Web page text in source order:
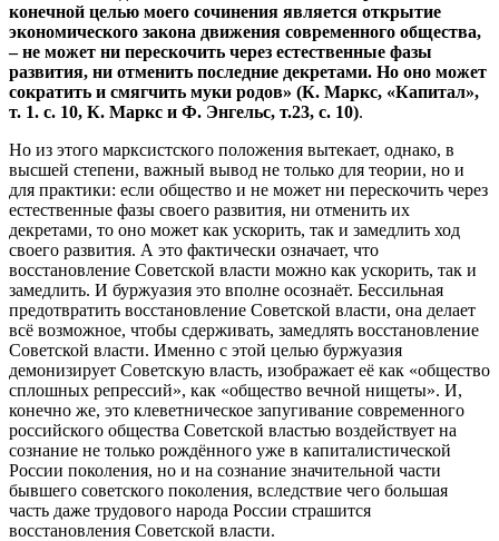
конечной целью моего сочинения является открытие
экономического закона движения современного общества,
– не может ни перескочить через естественные фазы
развития, ни отменить последние декретами. Но оно может
сократить и смягчить муки родов» (К. Маркс, «Капитал»,
т. 1. с. 10, К. Маркс и Ф. Энгельс, т.23, с. 10).
Но из этого марксистского положения вытекает, однако, в
высшей степени, важный вывод не только для теории, но и
для практики: если общество и не может ни перескочить через
естественные фазы своего развития, ни отменить их
декретами, то оно может как ускорить, так и замедлить ход
своего развития. А это фактически означает, что
восстановление Советской власти можно как ускорить, так и
замедлить. И буржуазия это вполне осознаёт. Бессильная
предотвратить восстановление Советской власти, она делает
всё возможное, чтобы сдерживать, замедлять восстановление
Советской власти. Именно с этой целью буржуазия
демонизирует Советскую власть, изображает её как «общество
сплошных репрессий», как «общество вечной нищеты». И,
конечно же, это клеветническое запугивание современного
российского общества Советской властью воздействует на
сознание не только рождённого уже в капиталистической
России поколения, но и на сознание значительной части
бывшего советского поколения, вследствие чего большая
часть даже трудового народа России страшится
восстановления Советской власти.